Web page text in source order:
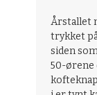
Årstallet
trykket
siden
50-ørene